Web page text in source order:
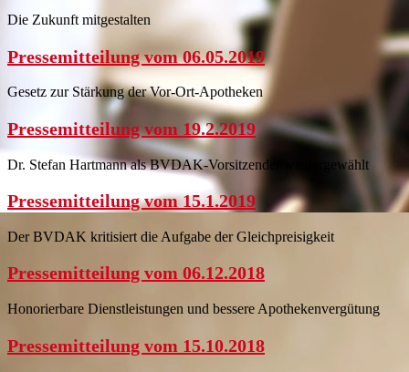
Die Zukunft mitgestalten
Pressemitteilung vom 06.05.2019
Gesetz zur Stärkung der Vor-Ort-Apotheken
Pressemitteilung vom 19.2.2019
Dr. Stefan Hartmann als BVDAK-Vorsitzender wiedergewählt
Pressemitteilung vom 15.1.2019
Der BVDAK kritisiert die Aufgabe der Gleichpreisigkeit
Pressemitteilung vom 06.12.2018
Honorierbare Dienstleistungen und bessere Apothekenvergütung
Pressemitteilung vom 15.10.2018